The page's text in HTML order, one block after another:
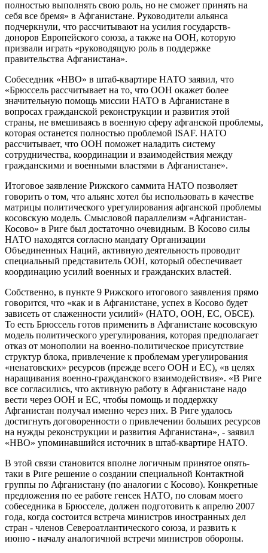
полностью выполнять свою роль, но не сможет принять на
себя все бремя» в Афганистане. Руководители альянса
подчеркнули, что рассчитывают на усилия государств-
доноров Европейского союза, а также на ООН, которую
призвали играть «руководящую роль в поддержке
правительства Афганистана».
Собеседник «НВО» в штаб-квартире НАТО заявил, что
«Брюссель рассчитывает на то, что ООН окажет более
значительную помощь миссии НАТО в Афганистане в
вопросах гражданской реконструкции и развития этой
страны, не вмешиваясь в военную сферу афганской проблемы,
которая останется полностью проблемой ISAF. НАТО
рассчитывает, что ООН поможет наладить систему
сотрудничества, координации и взаимодействия между
гражданскими и военными властями в Афганистане».
Итоговое заявление Рижского саммита НАТО позволяет
говорить о том, что альянс хотел бы использовать в качестве
матрицы политического урегулирования афганской проблемы
косовскую модель. Смысловой параллелизм «Афганистан-
Косово» в Риге был достаточно очевидным. В Косово силы
НАТО находятся согласно мандату Организации
Объединенных Наций, активную деятельность проводит
специальный представитель ООН, который обеспечивает
координацию усилий военных и гражданских властей.
Собственно, в пункте 9 Рижского итогового заявления прямо
говорится, что «как и в Афганистане, успех в Косово будет
зависеть от слаженности усилий» (НАТО, ООН, ЕС, ОБСЕ).
То есть Брюссель готов применить в Афганистане косовскую
модель политического урегулирования, которая предполагает
отказ от монополии на военно-политическое присутствие
структур блока, привлечение к проблемам урегулирования
«ненатовских» ресурсов (прежде всего ООН и ЕС), «в целях
наращивания военно-гражданского взаимодействия». «В Риге
все согласились, что активную работу в Афганистане надо
вести через ООН и ЕС, чтобы помощь и поддержку
Афганистан получал именно через них. В Риге удалось
достигнуть договоренности о привлечении больших ресурсов
на нужды реконструкции и развития Афганистана», - заявил
«НВО» упоминавшийся источник в штаб-квартире НАТО.
В этой связи становится вполне логичным принятое опять-
таки в Риге решение о создании специальной Контактной
группы по Афганистану (по аналогии с Косово). Конкретные
предложения по ее работе генсек НАТО, по словам моего
собеседника в Брюсселе, должен подготовить к апрелю 2007
года, когда состоится встреча министров иностранных дел
стран - членов Североатлантического союза, и развить к
июню - началу аналогичной встречи министров обороны.